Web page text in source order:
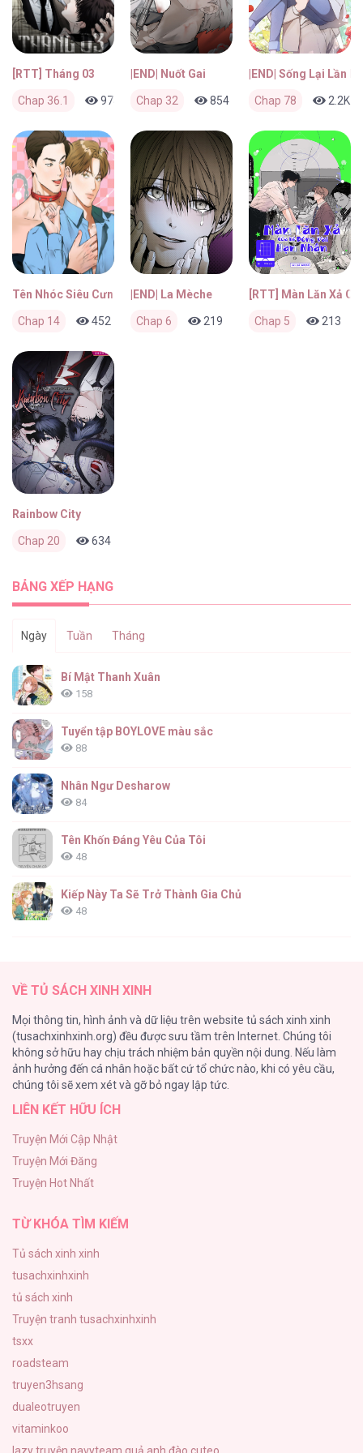
[RTT] Tháng 03
Chap 36.1 974 0 2 tháng trước
|END| Nuốt Gai
Chap 32 854 0 2 tháng trước
|END| Sống Lại Lần
Chap 78 2.2K
Tên Nhóc Siêu Cưng Của Tôi
Chap 14 452 0 2 tháng trước
|END| La Mèche
Chap 6 219 2 tháng trước
[RTT] Màn Lăn Xả
Chap 5 213
Rainbow City
Chap 20 634
BẢNG XẾP HẠNG
Ngày Tuần Tháng
Bí Mật Thanh Xuân
158
Tuyển tập BOYLOVE màu sắc
88
Nhân Ngư Desharow
84
Tên Khốn Đáng Yêu Của Tôi
48
Kiếp Này Ta Sẽ Trở Thành Gia Chủ
48
44
Cash Or Credit
44
BÌNH MINH CHIA CẮT BÓNG ĐÊM
ONESHOT CHỊCH VỒN CHỊCH VÃ
31
VỀ TỦ SÁCH XINH XINH
Mọi thông tin, hình ảnh và dữ liệu trên website tủ sách xinh xinh
(tusachxinhxinh.org) đều được sưu tầm trên Internet. Chúng tôi
không sở hữu hay chịu trách nhiệm bản quyền nội dung. Nếu làm
ảnh hưởng đến cá nhân hoặc bất cứ tổ chức nào, khi có yêu cầu,
chúng tôi sẽ xem xét và gỡ bỏ ngay lập tức.
LIÊN KẾT HỮU ÍCH
Truyện Mới Cập Nhật
Truyện Mới Đăng
Truyện Hot Nhất
TỪ KHÓA TÌM KIẾM
Tủ sách xinh xinh
tusachxinhxinh
tủ sách xinh
Truyện tranh tusachxinhxinh
tsxx
roadsteam
truyen3hsang
dualeotruyen
vitaminkoo